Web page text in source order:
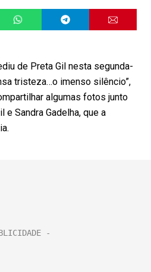
de Preta Gil nesta segunda-
tristeza…o imenso silêncio”,
algumas fotos junto
e Sandra Gadelha, que a